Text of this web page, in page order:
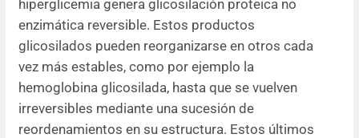
hiperglicemia genera glicosilación proteica no
enzimática reversible. Estos productos
glicosilados pueden reorganizarse en otros cada
vez más estables, como por ejemplo la
hemoglobina glicosilada, hasta que se vuelven
irreversibles mediante una sucesión de
reordenamientos en su estructura. Estos últimos